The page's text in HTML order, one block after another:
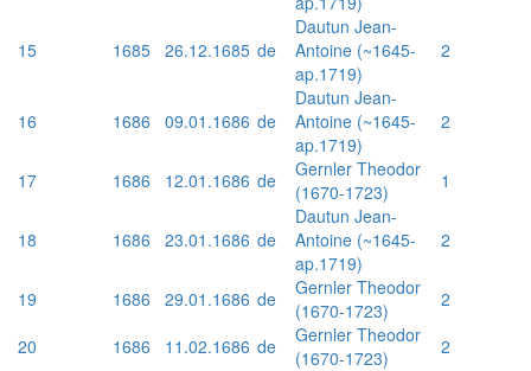
15 1685 26.12.1685 de
Dautun Jean-
Antoine (~1645-
ap.1719)
2
16 1686 09.01.1686 de
Dautun Jean-
Antoine (~1645-
ap.1719)
2
17 1686 12.01.1686 de
Gernler Theodor
(1670-1723)
1
18 1686 23.01.1686 de
Dautun Jean-
Antoine (~1645-
ap.1719)
2
19 1686 29.01.1686 de
Gernler Theodor
(1670-1723)
2
20
1686 11.02.1686 de
Gernler Theodor
(1670-1723)
2